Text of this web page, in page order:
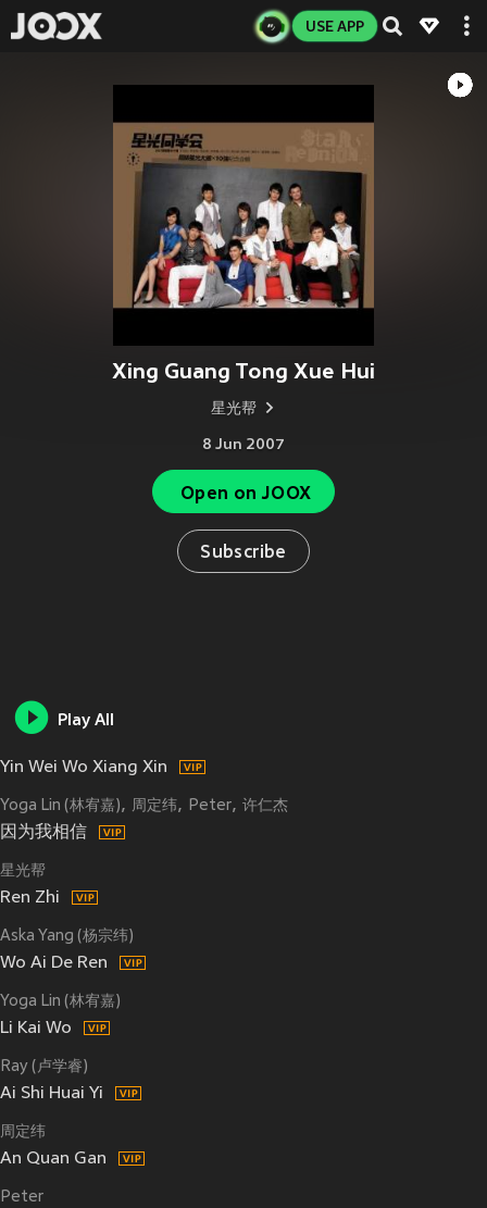
USE APP
Xing Guang Tong Xue Hui
星光帮
8 Jun 2007
Open on JOOX
Subscribe
Play All
Yin Wei Wo Xiang Xin
Yoga Lin (林宥嘉) 周定纬 Peter 许仁杰
因为我相信
星光帮
Ren Zhi
Aska Yang (杨宗纬)
Wo Ai De Ren
Yoga Lin (林宥嘉)
Li Kai Wo
Ray (卢学睿)
Ai Shi Huai Yi
周定纬
An Quan Gan
Peter